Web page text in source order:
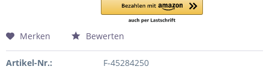
Merken Bewerten
Artikel-Nr.: F-45284250